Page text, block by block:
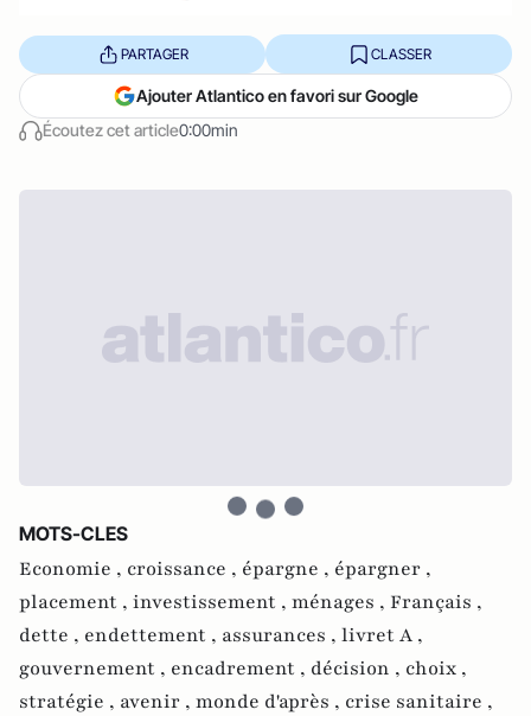
Écoutez cet article0:00min
PARTAGER CLASSER
Ajouter Atlantico en favori sur Google
MOTS-CLES
Economie , croissance , épargne , épargner ,
placement , investissement , ménages , Français ,
dette , endettement , assurances , livret A ,
gouvernement , encadrement , décision , choix ,
stratégie , avenir , monde d'après , crise sanitaire ,